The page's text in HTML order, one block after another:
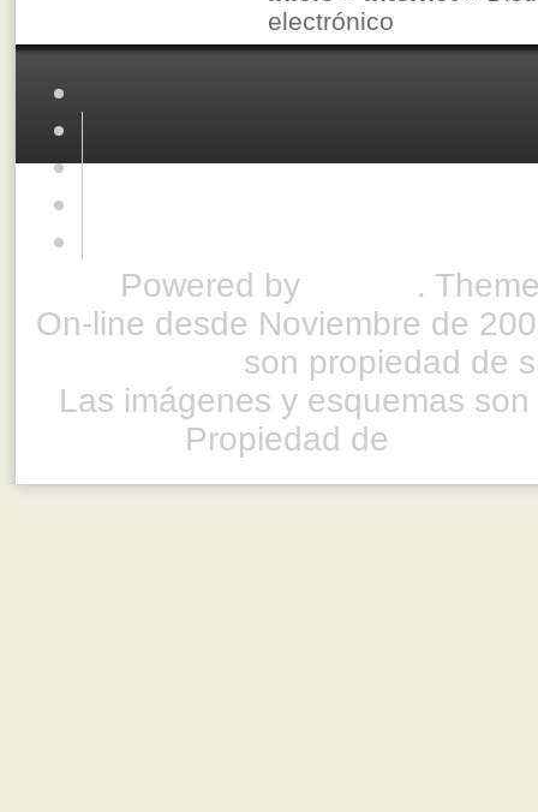
electrónico
Powered by
.
On-line desde Noviembre de
son propiedad de
Las imágenes y esquemas
Propiedad de